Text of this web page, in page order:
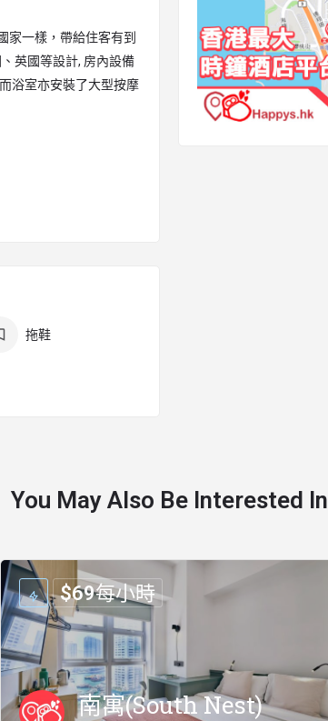
家一樣，帶給住客有到
英國等設計, 房內設備
浴室亦安裝了大型按摩
拖鞋
You May Also Be Interested In
南寓(South Nest)
$69每小時